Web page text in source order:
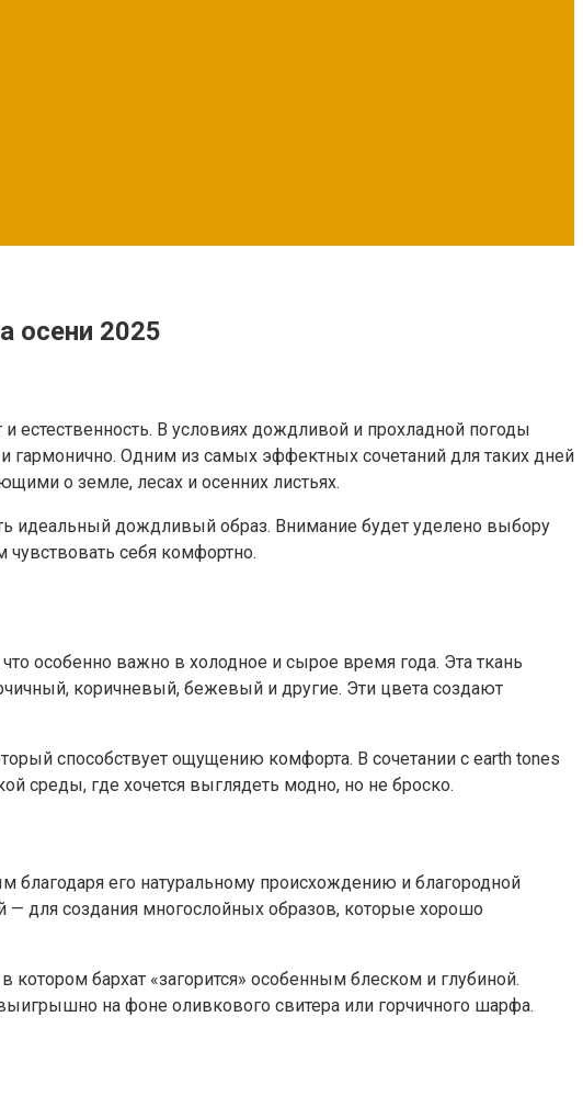
осени 2025
естественность. В условиях дождливой и прохладной погоды
гармонично. Одним из самых эффектных сочетаний для таких дней
о земле, лесах и осенних листьях.
идеальный дождливый образ. Внимание будет уделено выбору
чувствовать себя комфортно.
особенно важно в холодное и сырое время года. Эта ткань
коричневый, бежевый и другие. Эти цвета создают
способствует ощущению комфорта. В сочетании с earth tones
среды, где хочется выглядеть модно, но не броско.
благодаря его натуральному происхождению и благородной
для создания многослойных образов, которые хорошо
бархат «загорится» особенным блеском и глубиной.
на фоне оливкового свитера или горчичного шарфа.